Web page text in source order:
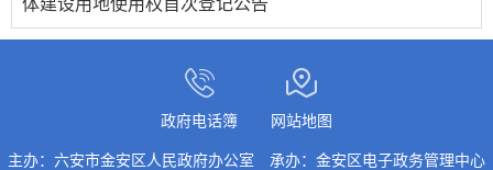
体建设用地使用权首次登记公告
政府电话簿 网站地图
主办：六安市金安区人民政府办公室
承办：金安区电子政务管理中心